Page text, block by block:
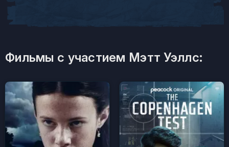
Фильмы с участием Мэтт Уэллс: